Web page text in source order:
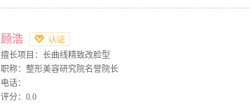
顾浩
擅长项目：长曲线精致改脸型
职称：整形美容研究院名誉院长
电话：
评分：0.0